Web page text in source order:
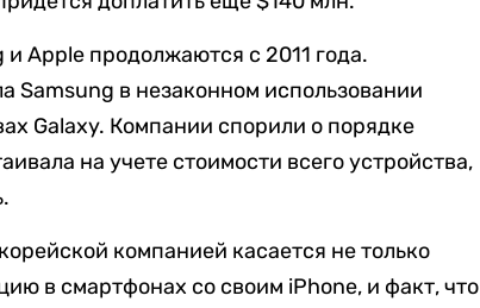
Apple продолжаются с 2011 года.
Samsung в незаконном использовании
Galaxy. Компании спорили о порядке
на учете стоимости всего устройства,
компанией касается не только
в смартфонах со своим iPhone, и факт, что